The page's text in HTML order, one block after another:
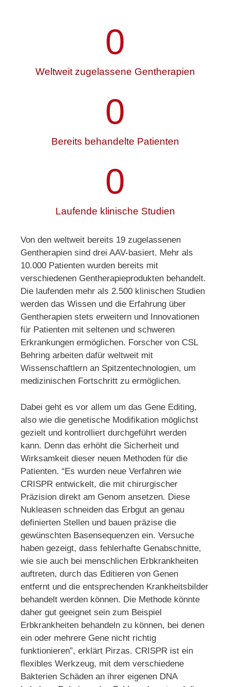
Weltweit zugelassene Gentherapien
0
Bereits behandelte Patienten
0
Laufende klinische Studien
0
Von den weltweit bereits 19 zugelassenen
Gentherapien sind drei AAV-basiert. Mehr als
10.000 Patienten wurden bereits mit
verschiedenen Gentherapieprodukten behandelt.
Die laufenden mehr als 2.500 klinischen Studien
werden das Wissen und die Erfahrung über
Gentherapien stets erweitern und Innovationen
für Patienten mit seltenen und schweren
Erkrankungen ermöglichen. Forscher von CSL
Behring arbeiten dafür weltweit mit
Wissenschaftlern an Spitzentechnologien, um
medizinischen Fortschritt zu ermöglichen.
Dabei geht es vor allem um das Gene Editing,
also wie die genetische Modifikation möglichst
gezielt und kontrolliert durchgeführt werden
kann. Denn das erhöht die Sicherheit und
Wirksamkeit dieser neuen Methoden für die
Patienten. “Es wurden neue Verfahren wie
CRISPR entwickelt, die mit chirurgischer
Präzision direkt am Genom ansetzen. Diese
Nukleasen schneiden das Erbgut an genau
definierten Stellen und bauen präzise die
gewünschten Basensequenzen ein. Versuche
haben gezeigt, dass fehlerhafte Genabschnitte,
wie sie auch bei menschlichen Erbkrankheiten
auftreten, durch das Editieren von Genen
entfernt und die entsprechenden Krankheitsbilder
behandelt werden können. Die Methode könnte
daher gut geeignet sein zum Beispiel
Erbkrankheiten behandeln zu können, bei denen
ein oder mehrere Gene nicht richtig
funktionieren”, erklärt Pirzas. CRISPR ist ein
flexibles Werkzeug, mit dem verschiedene
Bakterien Schäden an ihrer eigenen DNA